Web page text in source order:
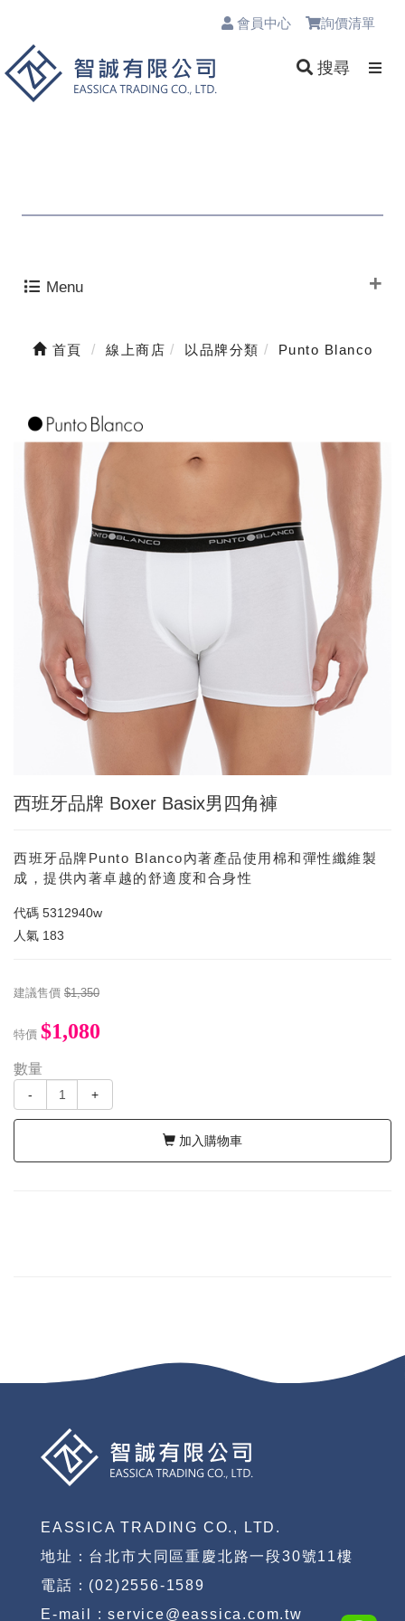
會員中心 詢價清單
搜尋
Menu
首頁 線上商店 以品牌分類 Punto Blanco
西班牙品牌 Boxer Basix男四角褲
西班牙品牌Punto Blanco內著產品使用棉和彈性纖維製
成，提供內著卓越的舒適度和合身性
代碼 5312940w
人氣 183
建議售價 $1,350
特價 $1,080
數量
- +
加入購物車
EASSICA TRADING CO., LTD.
地址：台北市大同區重慶北路一段30號11樓
電話：(02)2556-1589
E-mail : service@eassica.com.tw